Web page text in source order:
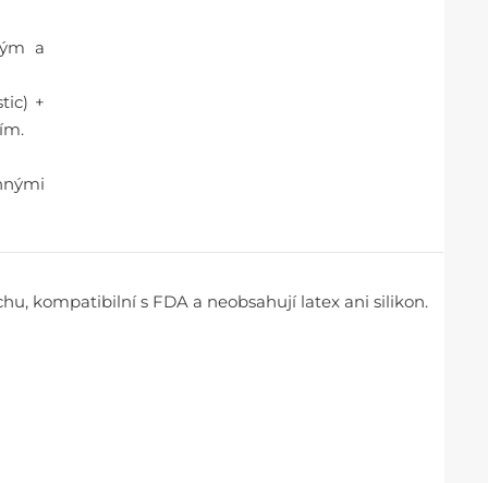
a
+
kompatibilní s FDA a neobsahují latex ani silikon.